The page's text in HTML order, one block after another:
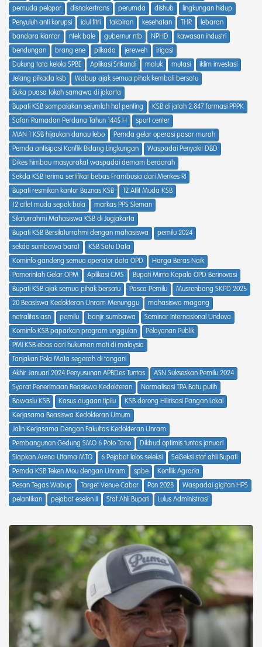
pemuda pelopor
disnakertrans perumda dishub
lingkungan hidup
Penyuluh anti korupsi
idul fitri takbiran kesehatan THR
lebaran
bandara kiantar
ntek bale gubernur ntb NPHD
kawasan industri
bendungan
brang ene pilkada jereweh
irigasi
Dukung tata kelola SPBE
Aplikasi Srikandi maluk mutasi
iklim investasi
Jelang pilkada ksb
Wabup ajak semua pihak kembali bersatu
Buka puasa tokoh samawa di jakarta
Bupati KSB sampaiakan sejumlah hal penting
KSB di jatah 2.847 formasi PPPK
Safari Ramadan Perdana Tahun 1445 H
sport center
MAN 1 KSB hijaukan danau lebo
Pemda gelar operasi pasar murah
Pemda antisipasi Konflik Bidang Lingkungan
Waspadai Penyakit DBD
Dikes himbau masyarakat waspadai demam berdarah
Sekda KSB terima sertifikat bebas Frambusia dari Menkes RI
Bupati resmikan kantor Baznas KSB
12 Atlit Muda KSB
12 atlet muda sepak bola
markas PPS Sleman
Silaturrahmi Mahasiswa KSB di Jogjakarta
Bupati KSB Bersilaturrahmi dengan mahasiswa
pemilu 2024
sekda sumbawa barat
KSB Satu Data
Kominfo gandeng semua operator data OPD
Harga Beras Naik
Pemerintah Gelar OPM
Aplikasi CMS
Bupati Minta Kepala OPD Berinovasi
Bupati KSB ajak semua pihak bersatu
Pasca Pemilu
Musrenbang SKPD 2025
20 Beasiswa Kedokteran Unram Menunggu
mahasiswa magang
netralitas asn
pemilu banjir sumbawa
Seminar Internasional Undova
Kominfo KSB paparkan program unggulan
Pelayanan Publik
PMI KSB ebas dari hukuman mati di malaysia
Tanjakan Pola Mata segerah di tangani
Akhir Januari 2024 Penyusunan APBDes Tuntas
ASN Sukseskan Pemilu 2024
Syarat Penerimaan Beasiswa Kedokteran
Normalisasi TPA Batu putih
Bawaslu KSB
Kasus dugaan tipilu
KSB dorong Hilirisasi Pangan Lokal
Kerjasama Beasiswa Kedokteran Umum
Jalin Kerjasama Dengan Fakultas Kedokteran Unram
Pembangunan Gedung SMO 6 Poto Tano
Dikbud optimis tuntas januari
Siapkan Arena Utama MTQ
6 Pejabat lolos seleksi
Sel3eksi staf ahli Bupati
Pemda KSB Teken Mou dengan Unram
spbe
Konflik Agraria
Pesan Tegas Wabup
Target Venue Cabor Pon 2028
Waspadai gigitan HPS
pelantikan
pejabat eselon II Staf Ahli Bupati Lulus Administrasi